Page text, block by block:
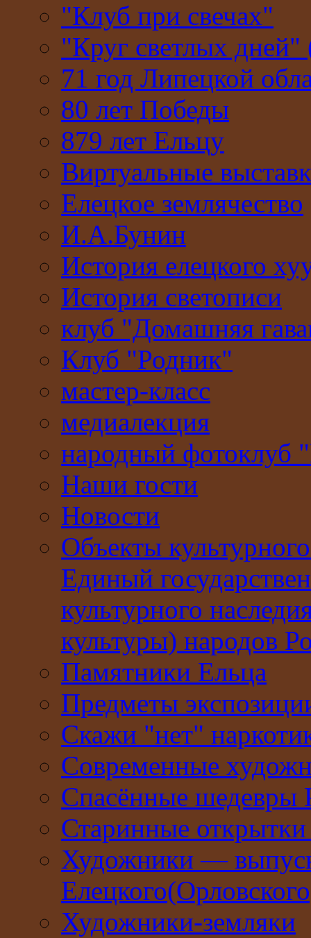
"Клуб при свечах"
"Круг светлых
71 год Липецкой
80 лет Победы
879 лет Ельцу
Виртуальные
Елецкое землячество
И.А.Бунин
История елецкого
История светописи
клуб "Домашняя
Клуб "Родник"
мастер-класс
медиалекция
народный фотоклуб
Наши гости
Новости
Объекты
Единый
культурного
культуры) народов
Памятники Ельца
Предметы
Скажи "нет"
Современные
Спасённые шедевры
Старинные
Художники —
Художники-земляки